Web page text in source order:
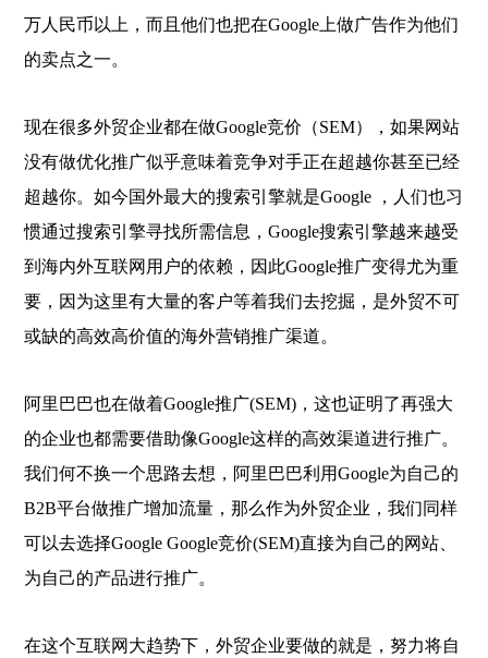
万人民币以上，而且他们也把在Google上做广告作为他们
的卖点之一。
现在很多外贸企业都在做Google竞价（SEM），如果网站
没有做优化推广似乎意味着竞争对手正在超越你甚至已经
超越你。如今国外最大的搜索引擎就是Google ，人们也习
惯通过搜索引擎寻找所需信息，Google搜索引擎越来越受
到海内外互联网用户的依赖，因此Google推广变得尤为重
要，因为这里有大量的客户等着我们去挖掘，是外贸不可
或缺的高效高价值的海外营销推广渠道。
阿里巴巴也在做着Google推广(SEM)，这也证明了再强大
的企业也都需要借助像Google这样的高效渠道进行推广。
我们何不换一个思路去想，阿里巴巴利用Google为自己的
B2B平台做推广增加流量，那么作为外贸企业，我们同样
可以去选择Google Google竞价(SEM)直接为自己的网站、
为自己的产品进行推广。
在这个互联网大趋势下，外贸企业要做的就是，努力将自